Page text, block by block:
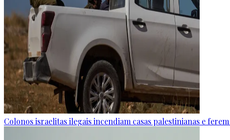
Colonos israelitas ilegais incendiam casas palestinianas e